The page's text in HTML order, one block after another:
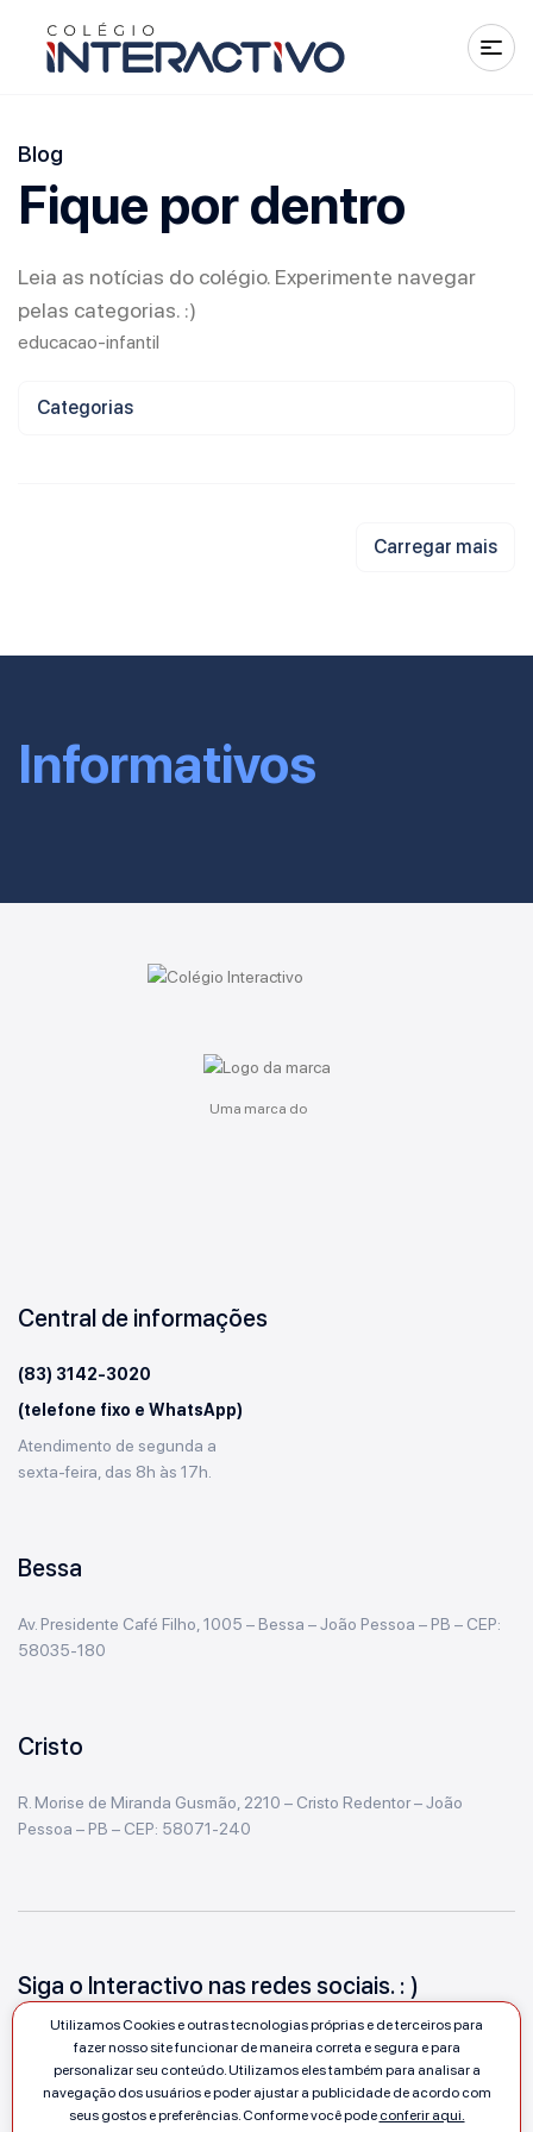
Blog
Fique por dentro
Leia as notícias do colégio. Experimente navegar
pelas categorias. :)
educacao-infantil
Categorias
Carregar mais
Informativos
Uma marca do
Central de informações
(83) 3142-3020
(telefone fixo e WhatsApp)
Atendimento de segunda a
sexta-feira, das 8h às 17h.
Bessa
Av. Presidente Café Filho, 1005 – Bessa – João Pessoa – PB – CEP:
58035-180
Cristo
R. Morise de Miranda Gusmão, 2210 – Cristo Redentor – João
Pessoa – PB – CEP: 58071-240
Siga o Interactivo nas redes sociais. : )
Utilizamos Cookies e outras tecnologias próprias e de terceiros para
fazer nosso site funcionar de maneira correta e segura e para
personalizar seu conteúdo. Utilizamos eles também para analisar a
navegação dos usuários e poder ajustar a publicidade de acordo com
seus gostos e preferências. Conforme você pode conferir aqui.